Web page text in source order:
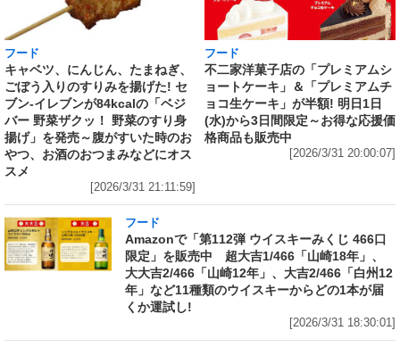
フード
キャベツ、にんじん、たまねぎ、
ごぼう入りのすりみを揚げた! セ
ブン‐イレブンが84kcalの「ベジ
バー 野菜ザクッ！ 野菜のすり身
揚げ」を発売～腹がすいた時のお
やつ、お酒のおつまみなどにオス
スメ
[2026/3/31 21:11:59]
フード
不二家洋菓子店の「プレミアムシ
ョートケーキ」＆「プレミアムチ
ョコ生ケーキ」が半額! 明日1日
(水)から3日間限定～お得な応援価
格商品も販売中
[2026/3/31 20:00:07]
フード
Amazonで「第112弾 ウイスキーみくじ 466口
限定」を販売中 超大吉1/466「山崎18年」、
大大吉2/466「山崎12年」、大吉2/466「白州12
年」など11種類のウイスキーからどの1本が届
くか運試し!
[2026/3/31 18:30:01]